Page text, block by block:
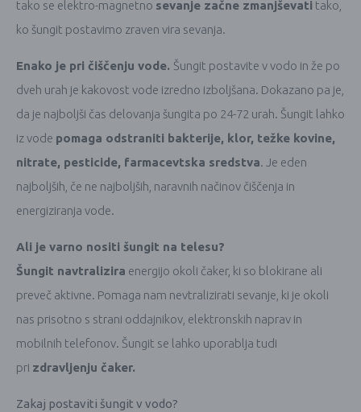
tako se elektro-magnetno sevanje začne zmanjševati tako,
ko šungit postavimo zraven vira sevanja.
Enako je pri čiščenju vode. Šungit postavite v vodo in že po
dveh urah je kakovost vode izredno izboljšana. Dokazano pa je,
da je najboljši čas delovanja šungita po 24-72 urah. Šungit lahko
iz vode pomaga odstraniti bakterije, klor, težke kovine,
nitrate, pesticide, farmacevtska sredstva. Je eden
najboljših, če ne najboljših, naravnih načinov čiščenja in
energiziranja vode.
Ali je varno nositi šungit na telesu?
Šungit navtralizira energijo okoli čaker, ki so blokirane ali
preveč aktivne. Pomaga nam nevtralizirati sevanje, ki je okoli
nas prisotno s strani oddajnikov, elektronskih naprav in
mobilnih telefonov. Šungit se lahko uporablja tudi
pri zdravljenju čaker.
Zakaj postaviti šungit v vodo?